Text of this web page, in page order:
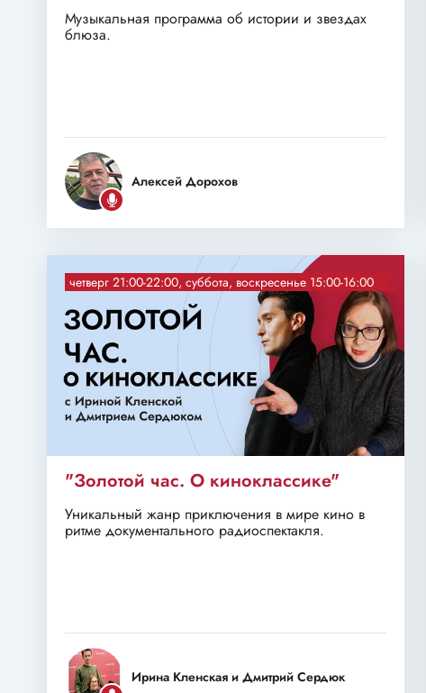
Музыкальная программа об истории и звездах
блюза.
Алексей Дорохов
"Золотой час. О киноклассике"
четверг 21:00-22:00, суббота, воскресенье 15:00-16:00
Уникальный жанр приключения в мире кино в
ритме документального радиоспектакля.
Ирина Кленская и Дмитрий Сердюк